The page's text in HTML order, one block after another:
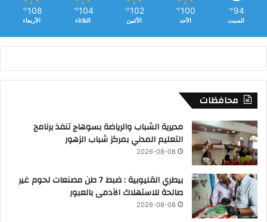
94
℉
السبت
100
℉
الأحد
102
℉
الأثنين
104
℉
الثلاثاء
108
℉
الأربعاء
محافظات
مديرية الشباب والرياضة بسوهاج تنفذ برنامج
التعليم المدني بمركز شباب الزهور
2026-08-08
بيطري القليوبية : ضبط 7 طن مصنعات لحوم غير
صالحة للاستهلاك الآدمى بالعبور
2026-08-08